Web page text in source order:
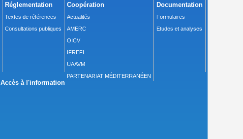
Réglementation
Textes de références
Consultations publiques
Coopération
Actualités
AMERC
OICV
IFREFI
UAAVM
PARTENARIAT MÉDITERRANÉEN
Documentation
Formulaires
Etudes et analyses
Accès à l'information